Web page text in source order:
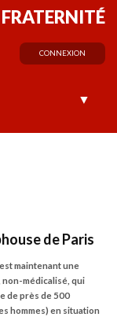
CONNEXION
▼
de Paris
maintenant une
non-médicalisé, qui
de près de 500
hommes) en situation